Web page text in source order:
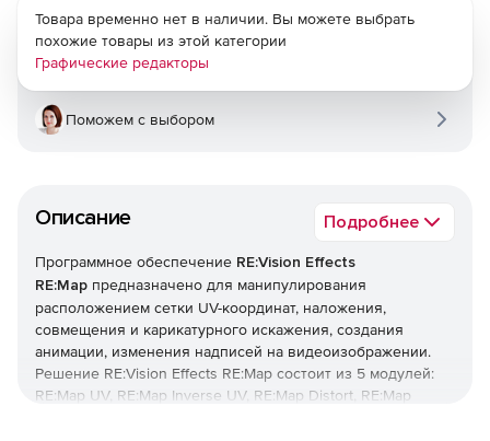
Описание Подробнее
Программное обеспечение RE:Vision Effects
RE:Map предназначено для манипулирования
расположением сетки UV-координат, наложения,
совмещения и карикатурного искажения, создания
анимации, изменения надписей на видеоизображении.
Решение RE:Vision Effects RE:Map состоит из 5 модулей:
RE:Map UV, RE:Map Inverse UV, RE:Map Distort, RE:Map
Товара временно нет в наличии. Вы можете выбрать
похожие товары из этой категории
Графические редакторы
Поможем с выбором